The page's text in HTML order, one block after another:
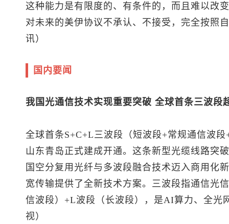
这种能力是有限度的、有条件的，而且难以改
对未来的美伊协议不承认、不接受，完全按照
讯）
国内要闻
我国光通信技术实现重要突破 全球首条三波段
全球首条S+C+L三波段（短波段+常规通信波
山东青岛正式建成开通。这条新型光缆线路突
国空分复用光纤与多波段融合技术迈入商用化
宽传输提供了全新技术方案。三波段指通信光
信波段）+L波段（长波段），是AI算力、全光
视）